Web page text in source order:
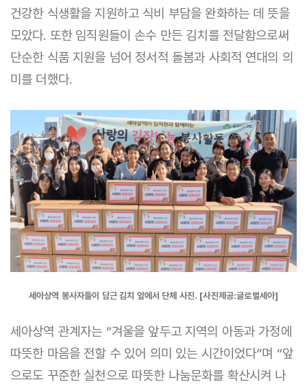
건강한 식생활을 지원하고 식비 부담을 완화하는 데 뜻을
모았다. 또한 임직원들이 손수 만든 김치를 전달함으로써
단순한 식품 지원을 넘어 정서적 돌봄과 사회적 연대의 의
미를 더했다.
세아상역 봉사자들이 담근 김치 앞에서 단체 사진. [사진제공:글로벌세아]
세아상역 관계자는 “겨울을 앞두고 지역의 아동과 가정에
따뜻한 마음을 전할 수 있어 의미 있는 시간이었다”며 “앞
으로도 꾸준한 실천으로 따뜻한 나눔문화를 확산시켜 나